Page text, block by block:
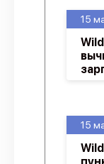
15
15